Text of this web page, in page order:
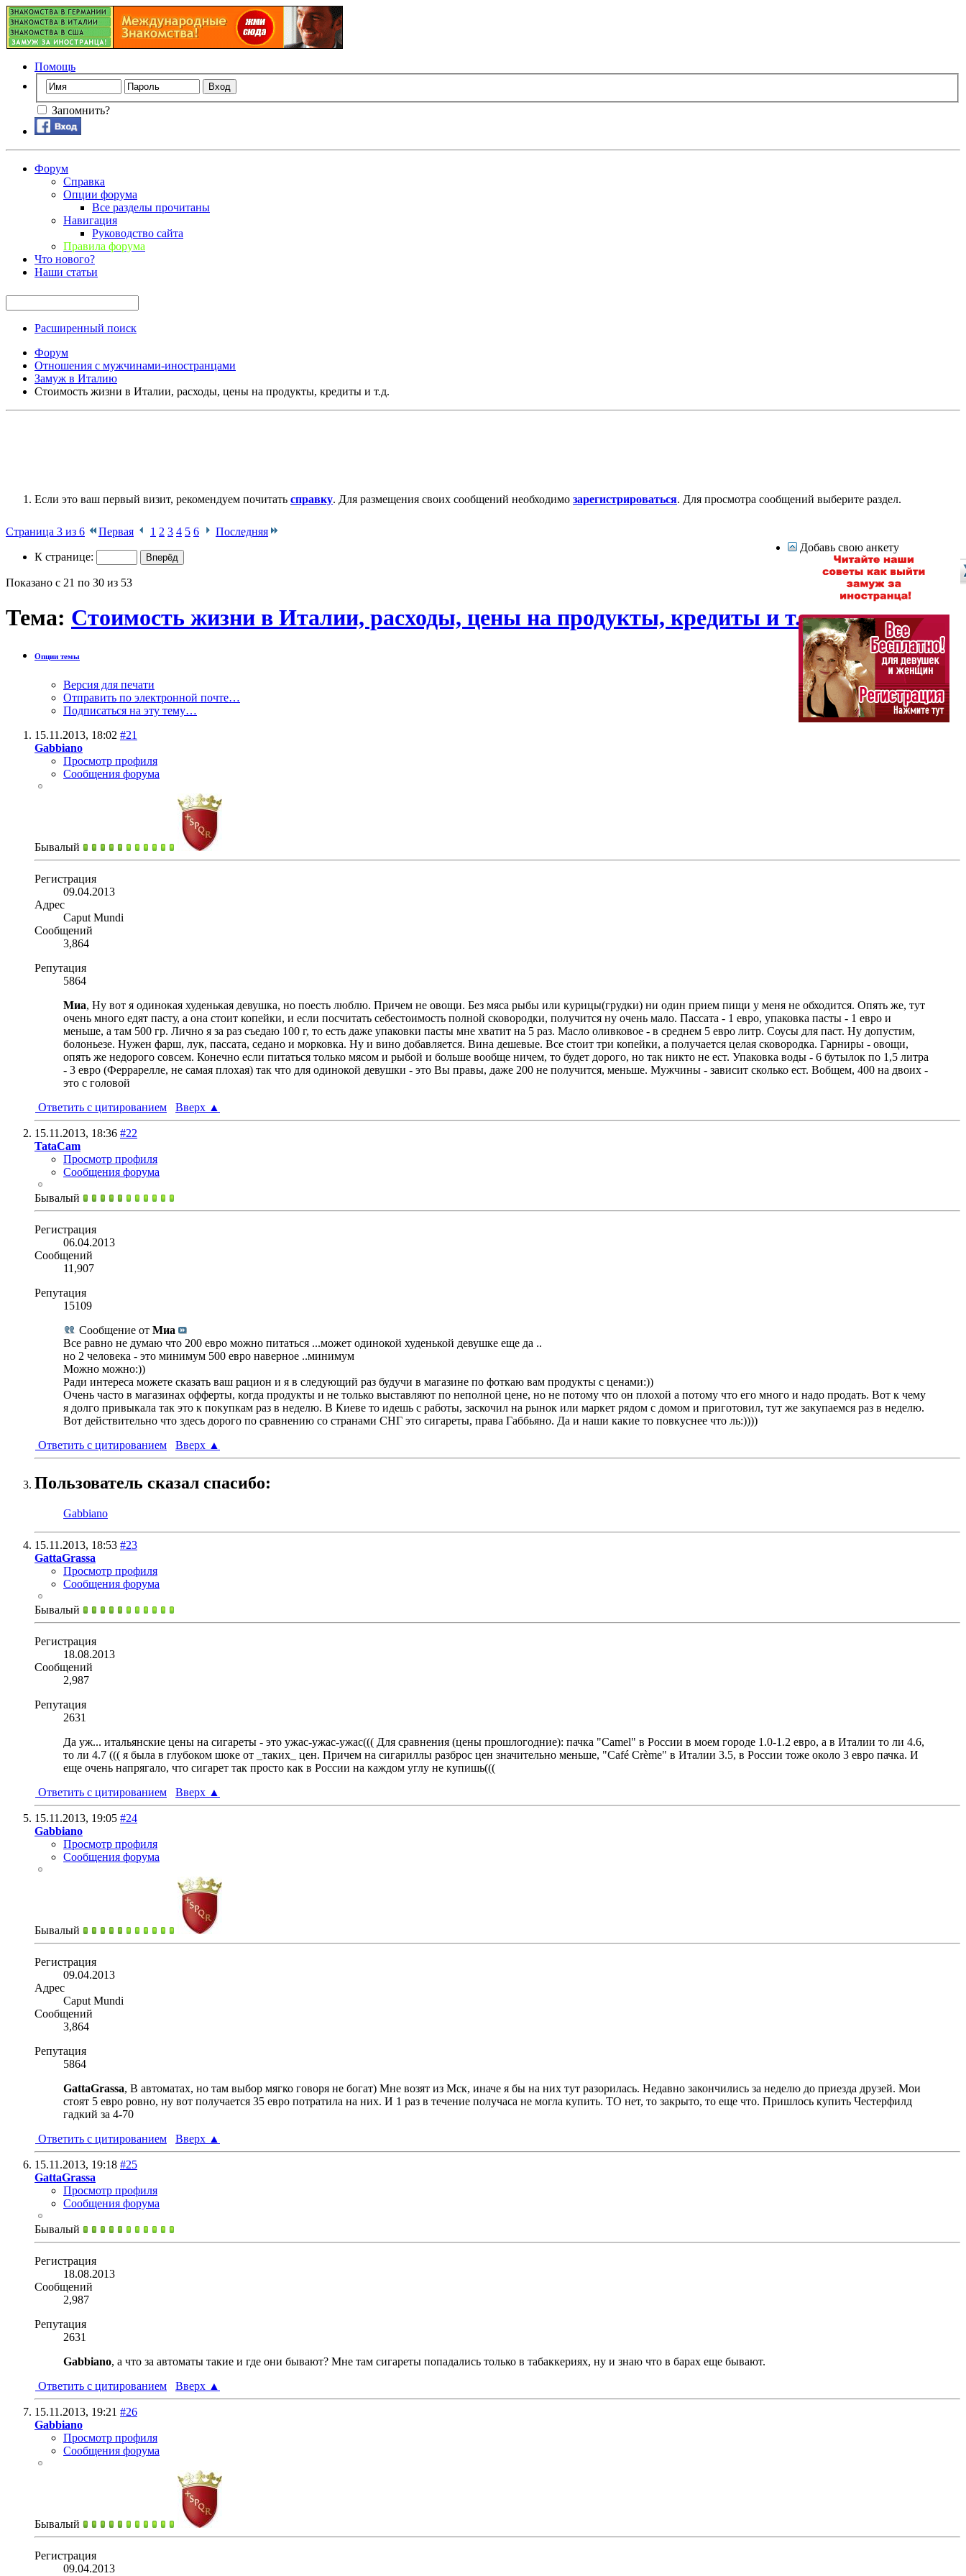
Помощь
Запомнить?
Форум
Справка
Опции форума
Все разделы прочитаны
Навигация
Руководство сайта
Правила форума
Что нового?
Наши статьи
Расширенный поиск
Форум
Отношения с мужчинами-иностранцами
Замуж в Италию
Стоимость жизни в Италии, расходы, цены на продукты, кредиты и т.д.
Если это ваш первый визит, рекомендуем почитать справку. Для размещения своих сообщений необходимо зарегистрироваться. Для просмотра сообщений выберите раздел.
Страница 3 из 6 Первая 1 2 3 4 5 6 Последняя
К странице:
Показано с 21 по 30 из 53
Тема: Стоимость жизни в Италии, расходы, цены на продукты, кредиты и т.д.
Опции темы
Версия для печати
Отправить по электронной почте…
Подписаться на эту тему…
15.11.2013, 18:02 #21
Gabbiano
Просмотр профиля
Сообщения форума
Бывалый
Регистрация
09.04.2013
Адрес
Caput Mundi
Сообщений
3,864
Репутация
5864
Миа, Ну вот я одинокая худенькая девушка, но поесть люблю. Причем не овощи. Без мяса рыбы или курицы(грудки) ни один прием пищи у меня не обходится. Опять же, тут
очень много едят пасту, а она стоит копейки, и если посчитать себестоимость полной сковородки, получится ну очень мало. Пассата - 1 евро, упаковка пасты - 1 евро и
меньше, а там 500 гр. Лично я за раз съедаю 100 г, то есть даже упаковки пасты мне хватит на 5 раз. Масло оливковое - в среднем 5 евро литр. Соусы для паст. Ну допустим,
болоньезе. Нужен фарш, лук, пассата, седано и морковка. Ну и вино добавляется. Вина дешевые. Все стоит три копейки, а получается целая сковородка. Гарниры - овощи,
опять же недорого совсем. Конечно если питаться только мясом и рыбой и больше вообще ничем, то будет дорого, но так никто не ест. Упаковка воды - 6 бутылок по 1,5 литра
- 3 евро (Феррарелле, не самая плохая) так что для одинокой девушки - это Вы правы, даже 200 не получится, меньше. Мужчины - зависит сколько ест. Вобщем, 400 на двоих -
это с головой
Ответить с цитированием
Вверх ▲
15.11.2013, 18:36 #22
TataCam
Просмотр профиля
Сообщения форума
Бывалый
Регистрация
06.04.2013
Сообщений
11,907
Репутация
15109
Сообщение от Миа
Все равно не думаю что 200 евро можно питаться ...может одинокой худенькой девушке еще да ..
но 2 человека - это минимум 500 евро наверное ..минимум
Можно можно:))
Ради интереса можете сказать ваш рацион и я в следующий раз будучи в магазине по фоткаю вам продукты с ценами:))
Очень часто в магазинах офферты, когда продукты и не только выставляют по неполной цене, но не потому что он плохой а потому что его много и надо продать. Вот к чему
я долго привыкала так это к покупкам раз в неделю. В Киеве то идешь с работы, заскочил на рынок или маркет рядом с домом и приготовил, тут же закупаемся раз в неделю.
Вот действительно что здесь дорого по сравнению со странами СНГ это сигареты, права Габбьяно. Да и наши какие то повкуснее что ль:))))
Ответить с цитированием
Вверх ▲
Пользователь сказал cпасибо:
Gabbiano
15.11.2013, 18:53 #23
GattaGrassa
Просмотр профиля
Сообщения форума
Бывалый
Регистрация
18.08.2013
Сообщений
2,987
Репутация
2631
Да уж... итальянские цены на сигареты - это ужас-ужас-ужас((( Для сравнения (цены прошлогодние): пачка "Camel" в России в моем городе 1.0-1.2 евро, а в Италии то ли 4.6,
то ли 4.7 ((( я была в глубоком шоке от _таких_ цен. Причем на сигариллы разброс цен значительно меньше, "Café Crème" в Италии 3.5, в России тоже около 3 евро пачка. И
еще очень напрягало, что сигарет так просто как в России на каждом углу не купишь(((
Ответить с цитированием
Вверх ▲
15.11.2013, 19:05 #24
Gabbiano
Просмотр профиля
Сообщения форума
Бывалый
Регистрация
09.04.2013
Адрес
Caput Mundi
Сообщений
3,864
Репутация
5864
GattaGrassa, В автоматах, но там выбор мягко говоря не богат) Мне возят из Мск, иначе я бы на них тут разорилась. Недавно закончились за неделю до приезда друзей. Мои
стоят 5 евро ровно, ну вот получается 35 евро потратила на них. И 1 раз в течение получаса не могла купить. ТО нет, то закрыто, то еще что. Пришлось купить Честерфилд
гадкий за 4-70
Ответить с цитированием
Вверх ▲
15.11.2013, 19:18 #25
GattaGrassa
Просмотр профиля
Сообщения форума
Бывалый
Регистрация
18.08.2013
Сообщений
2,987
Репутация
2631
Gabbiano, а что за автоматы такие и где они бывают? Мне там сигареты попадались только в табаккериях, ну и знаю что в барах еще бывают.
Ответить с цитированием
Вверх ▲
15.11.2013, 19:21 #26
Gabbiano
Просмотр профиля
Сообщения форума
Бывалый
Регистрация
09.04.2013
Добавь свою анкету